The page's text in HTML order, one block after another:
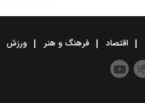
اقتصاد فرهنگ و هنر ورزش